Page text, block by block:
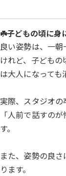
☘️子どもの頃に身
良い姿勢は、一朝
けれど、子ども
は大人になっても
実際、スタジオの
「人前で話すの
す。
また、姿勢の良
ります。